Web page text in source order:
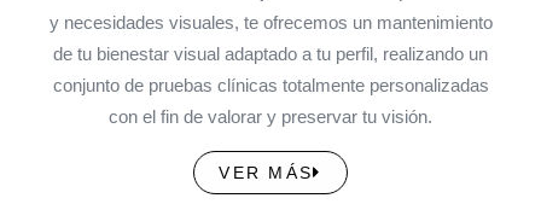
y necesidades visuales, te ofrecemos un mantenimiento
de tu bienestar visual adaptado a tu perfil, realizando un
conjunto de pruebas clínicas totalmente personalizadas
con el fin de valorar y preservar tu visión.
VER MÁS